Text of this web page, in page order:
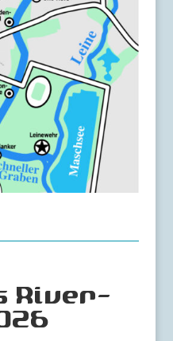
River-